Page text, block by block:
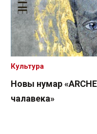
Новы нумар
чалавека»
Культура